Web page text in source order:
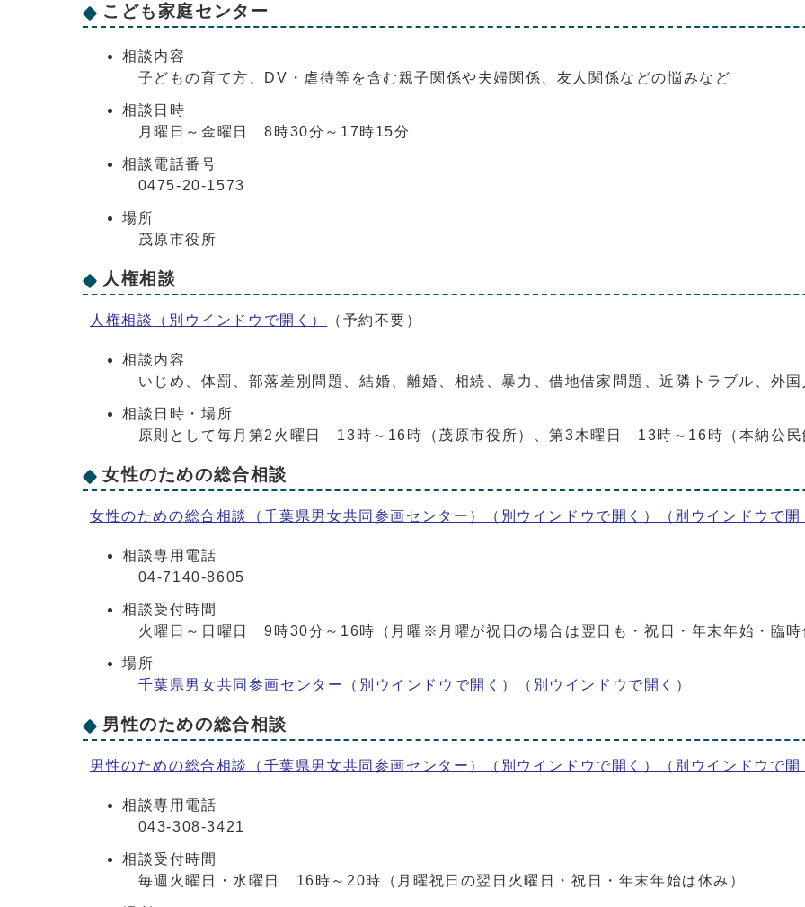
こども家庭センター
相談内容
子どもの育て方、DV・虐待等を含む親子関係や夫婦関係、友人関係などの悩みなど
相談日時
月曜日～金曜日 8時30分～17時15分
相談電話番号
0475-20-1573
場所
茂原市役所
人権相談
人権相談 （別ウインドウで開く） （予約不要）
相談内容
いじめ、体罰、部落差別問題、結婚、離婚、相続、暴力、借地借家問題、近隣トラブル、外
相談日時・場所
原則として毎月第2火曜日 13時～16時（茂原市役所）、第3木曜日 13時～16時（本納公民
女性のための総合相談
女性のための総合相談（千葉県男女共同参画センター）（別ウインドウで開く） （別ウインドウで
相談専用電話
04-7140-8605
相談受付時間
火曜日～日曜日 9時30分～16時（月曜※月曜が祝日の場合は翌日も・祝日・年末年始・臨時
場所
千葉県男女共同参画センター（別ウインドウで開く）
（別ウインドウで開く）
男性のための総合相談
男性のための総合相談（千葉県男女共同参画センター）（別ウインドウで開く） （別ウインドウで
相談専用電話
043-308-3421
相談受付時間
毎週火曜日・水曜日 16時～20時（月曜祝日の翌日火曜日・祝日・年末年始は休み）